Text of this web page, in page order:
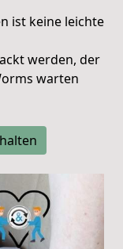
ist keine leichte
werden, der
warten